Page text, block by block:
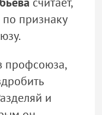
признаку
профсоюза,
и